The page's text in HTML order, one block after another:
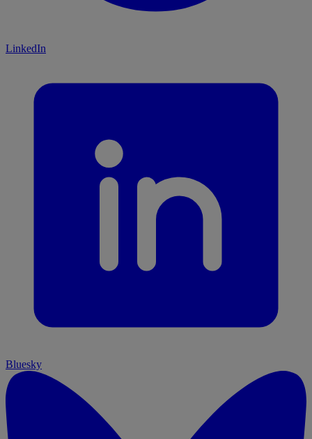
LinkedIn
Bluesky